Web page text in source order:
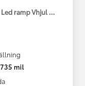
ramp Vhjul motorv
mil